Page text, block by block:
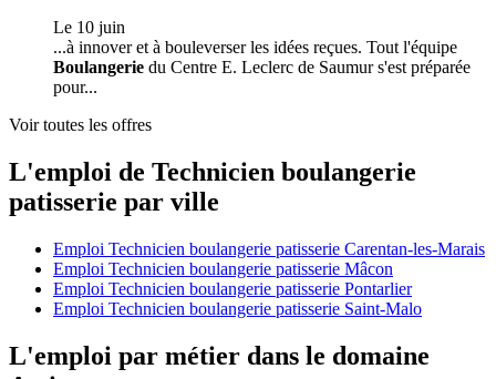
Le 10 juin
...à innover et à bouleverser les idées reçues. Tout l'équipe
Boulangerie du Centre E. Leclerc de Saumur s'est préparée
pour...
Voir toutes les offres
L'emploi de Technicien boulangerie
patisserie par ville
Emploi Technicien boulangerie patisserie Carentan-les-Marais
Emploi Technicien boulangerie patisserie Mâcon
Emploi Technicien boulangerie patisserie Pontarlier
Emploi Technicien boulangerie patisserie Saint-Malo
L'emploi par métier dans le domaine